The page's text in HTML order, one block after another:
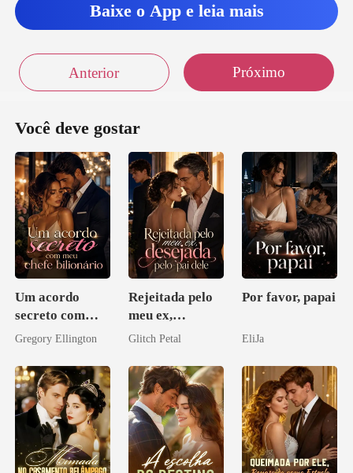
Baixe o App e leia mais
Anterior Próximo
Você deve gostar
Um acordo
secreto com
meu chefe
Gregory Ellington
Rejeitada pelo
meu ex,
desejada pelo
Glitch Petal
Por favor, papai
EliJa